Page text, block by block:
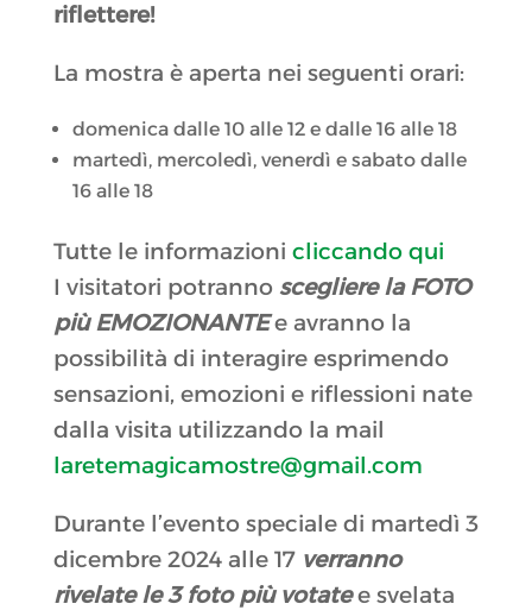
riflettere!
La mostra è aperta nei seguenti orari:
domenica dalle 10 alle 12 e dalle 16 alle 18
martedì, mercoledì, venerdì e sabato dalle
16 alle 18
Tutte le informazioni cliccando qui
I visitatori potranno scegliere la FOTO
più EMOZIONANTE e avranno la
possibilità di interagire esprimendo
sensazioni, emozioni e riflessioni nate
dalla visita utilizzando la mail
laretemagicamostre@gmail.com
Durante l’evento speciale di martedì 3
dicembre 2024 alle 17 verranno
rivelate le 3 foto più votatee svelata